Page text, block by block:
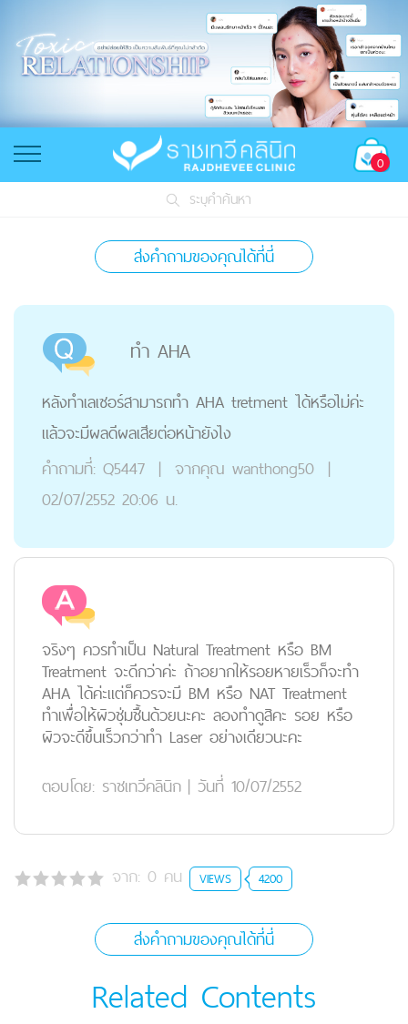
0
ระบุคำค้นหา
ส่งคำถามของคุณได้ที่นี่
ทำ AHA
หลังทำเลเซอร์สามารถทำ AHA tretment ได้หรือไม่ค่ะ
แล้วจะมีผลดีผลเสียต่อหน้ายังไง
คำถามที่: Q5447 | จากคุณ wanthong50 |
02/07/2552 20:06 น.
จริงๆ ควรทำเป็น Natural Treatment หรือ BM
Treatment จะดีกว่าค่ะ ถ้าอยากให้รอยหายเร็วก็จะทำ
AHA ได้ค่ะแต่ก็ควรจะมี BM หรือ NAT Treatment
ทำเพื่อให้ผิวชุ่มชื้นด้วยนะคะ ลองทำดูสิคะ รอย หรือ
ผิวจะดีขึ้นเร็วกว่าทำ Laser อย่างเดียวนะคะ
ตอบโดย: ราชเทวีคลินิก | วันที่ 10/07/2552
จาก: 0 คน VIEWS 4200
ส่งคำถามของคุณได้ที่นี่
Related Contents